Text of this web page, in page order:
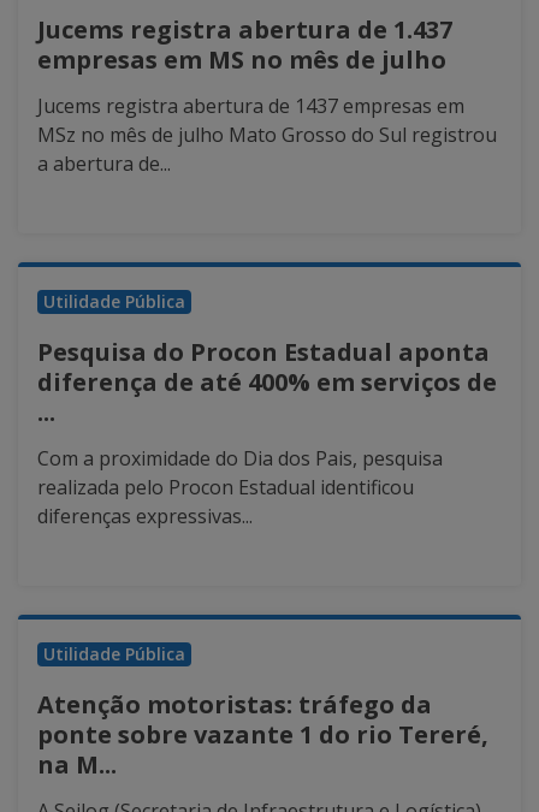
Jucems registra abertura de 1.437
empresas em MS no mês de julho
Jucems registra abertura de 1437 empresas em
MSz no mês de julho Mato Grosso do Sul registrou
a abertura de...
Utilidade Pública
Pesquisa do Procon Estadual aponta
diferença de até 400% em serviços de
...
Com a proximidade do Dia dos Pais, pesquisa
realizada pelo Procon Estadual identificou
diferenças expressivas...
Utilidade Pública
Atenção motoristas: tráfego da
ponte sobre vazante 1 do rio Tereré,
na M...